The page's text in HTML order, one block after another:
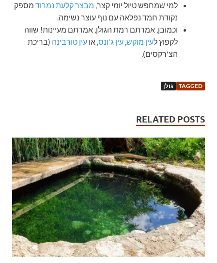
למי שמחפש טיול יומי קצר, מבצר קלעת נמרוד מספק
נקודת חמד נפלאה עם נוף עוצר נשימה.
וכמובן, אמרתם רמת הגולן, אמרתם מעיינות! שווה
לקפוץ לעין מוקש, עין ג'ונס, או עין טורבינה (בריכת
הצ'רקסים).
TAGGED גולן
RELATED POSTS